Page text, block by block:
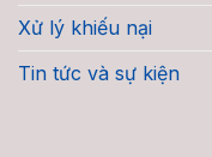
Xử lý khiếu nại
Tin tức và sự kiện